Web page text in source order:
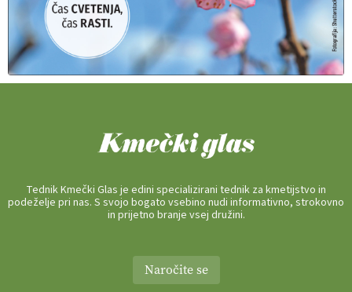
Tednik Kmečki Glas je edini specializirani tednik za kmetijstvo in
podeželje pri nas. S svojo bogato vsebino nudi informativno, strokovno
in prijetno branje vsej družini.
Naročite se